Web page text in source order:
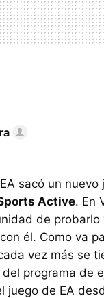
sacó un nuevo
Active. En
de probarlo
él. Como va
vez más se
programa de
juego de EA